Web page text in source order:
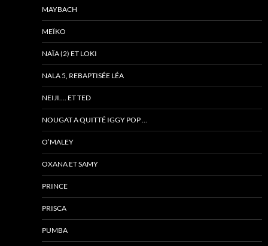
MAYBACH
MEÏKO
NAÏA (2) ET LOKI
NALA 5, REBAPTISÉE LÉA
NEIJI…. ET TED
NOUGAT A QUITTÉ IGGY POP …
O’MALEY
OXANA ET SAMY
PRINCE
PRISCA
PUMBA